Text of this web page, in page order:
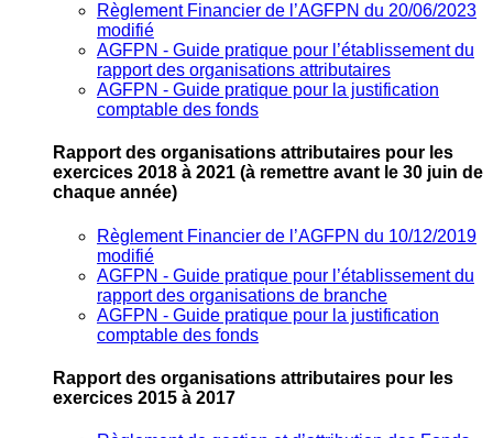
Règlement Financier de l’AGFPN du 20/06/2023
modifié
AGFPN ‐ Guide pratique pour l’établissement du
rapport des organisations attributaires
AGFPN ‐ Guide pratique pour la justification
comptable des fonds
Rapport des organisations attributaires pour les
exercices 2018 à 2021 (à remettre avant le 30 juin de
chaque année)
Règlement Financier de l’AGFPN du 10/12/2019
modifié
AGFPN ‐ Guide pratique pour l’établissement du
rapport des organisations de branche
AGFPN ‐ Guide pratique pour la justification
comptable des fonds
Rapport des organisations attributaires pour les
exercices 2015 à 2017